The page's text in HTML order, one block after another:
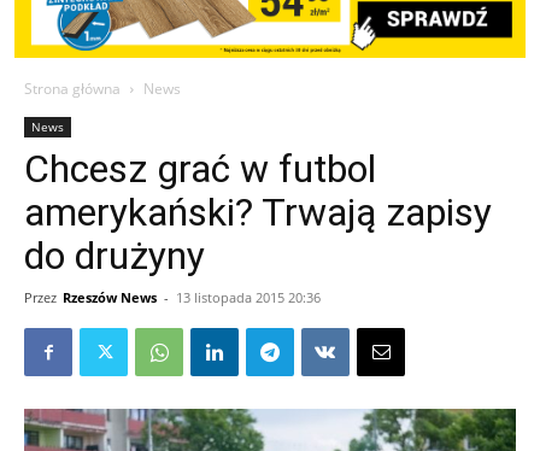
Strona główna News
News
Chcesz grać w futbol
amerykański? Trwają zapisy
do drużyny
Przez Rzeszów News - 13 listopada 2015 20:36